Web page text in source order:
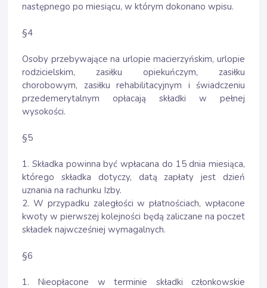
następnego po miesiącu, w którym dokonano wpisu.
§4
Osoby przebywające na urlopie macierzyńskim, urlopie
rodzicielskim, zasiłku opiekuńczym, zasiłku
chorobowym, zasiłku rehabilitacyjnym i świadczeniu
przedemerytalnym opłacają składki w pełnej
wysokości.
§5
1. Składka powinna być wpłacana do 15 dnia miesiąca,
którego składka dotyczy, datą zapłaty jest dzień
uznania na rachunku Izby.
2. W przypadku zaległości w płatnościach, wpłacone
kwoty w pierwszej kolejności będą zaliczane na poczet
składek najwcześniej wymagalnych.
§6
1. Nieopłacone w terminie składki członkowskie